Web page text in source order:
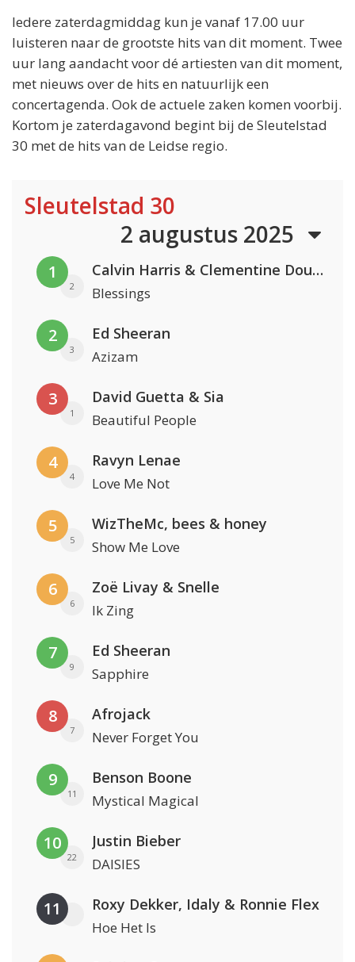
Iedere zaterdagmiddag kun je vanaf 17.00 uur
luisteren naar de grootste hits van dit moment. Twee
uur lang aandacht voor dé artiesten van dit moment,
met nieuws over de hits en natuurlijk een
concertagenda. Ook de actuele zaken komen voorbij.
Kortom je zaterdagavond begint bij de Sleutelstad
30 met de hits van de Leidse regio.
Sleutelstad 30
2 augustus 2025
1
2
Calvin Harris & Clementine Douglas
Blessings
2
3
Ed Sheeran
Azizam
3
1
David Guetta & Sia
Beautiful People
4
4
Ravyn Lenae
Love Me Not
5
5
WizTheMc, bees & honey
Show Me Love
6
6
Zoë Livay & Snelle
Ik Zing
7
9
Ed Sheeran
Sapphire
8
7
Afrojack
Never Forget You
9
11
Benson Boone
Mystical Magical
10
22
Justin Bieber
DAISIES
11 Roxy Dekker, Idaly & Ronnie Flex
Hoe Het Is